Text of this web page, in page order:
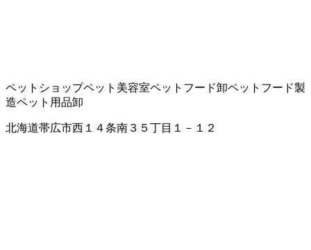
ペットショップペット美容室ペットフード卸ペットフード製
造ペット用品卸
北海道帯広市西１４条南３５丁目１－１２